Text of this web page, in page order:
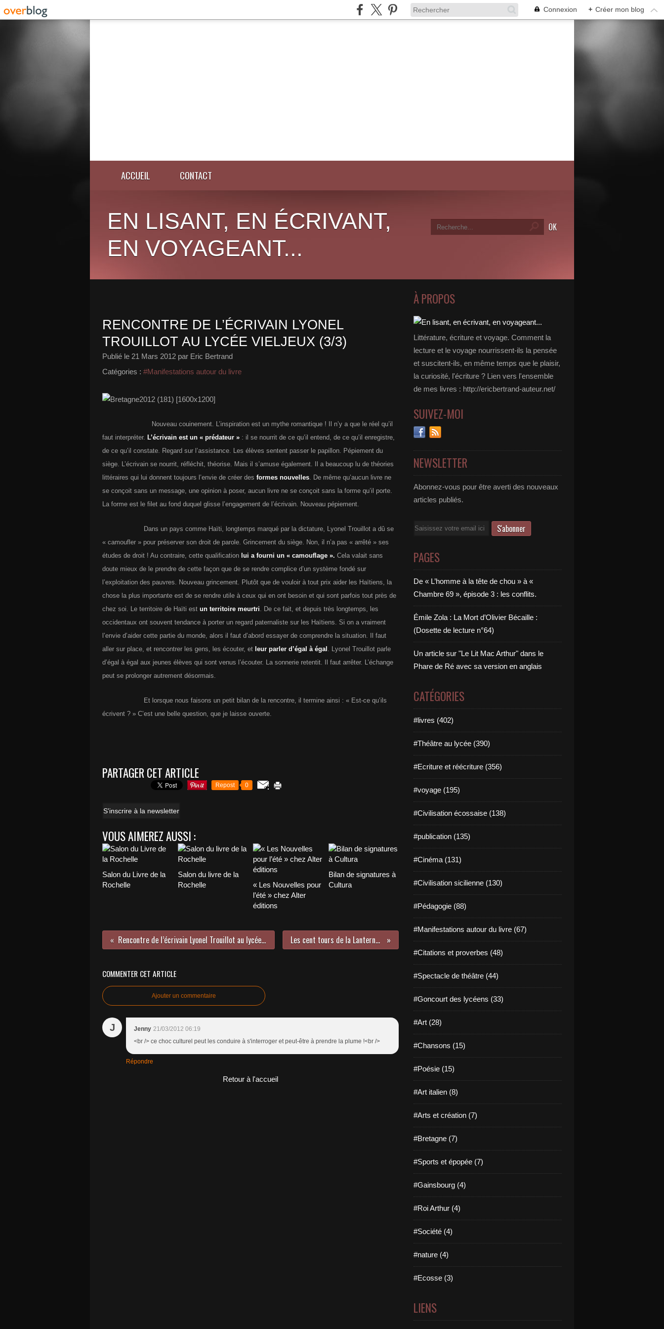
Connexion + Créer mon blog
ACCUEIL CONTACT
EN LISANT, EN ÉCRIVANT,
EN VOYAGEANT...
RENCONTRE DE L’ÉCRIVAIN LYONEL
TROUILLOT AU LYCÉE VIELJEUX (3/3)
Publié le 21 Mars 2012 par Eric Bertrand
Catégories : #Manifestations autour du livre
Nouveau couinement. L’inspiration est un mythe romantique ! Il n’y a que le réel qu’il
faut interpréter. L’écrivain est un « prédateur » : il se nourrit de ce qu’il entend, de ce qu’il enregistre,
de ce qu’il constate. Regard sur l’assistance. Les élèves sentent passer le papillon. Pépiement du
siège. L’écrivain se nourrit, réfléchit, théorise. Mais il s’amuse également. Il a beaucoup lu de théories
littéraires qui lui donnent toujours l’envie de créer des formes nouvelles. De même qu’aucun livre ne
se conçoit sans un message, une opinion à poser, aucun livre ne se conçoit sans la forme qu’il porte.
La forme est le filet au fond duquel glisse l’engagement de l’écrivain. Nouveau pépiement.
Dans un pays comme Haïti, longtemps marqué par la dictature, Lyonel Trouillot a dû se
« camoufler » pour préserver son droit de parole. Grincement du siège. Non, il n’a pas « arrêté » ses
études de droit ! Au contraire, cette qualification lui a fourni un « camouflage ». Cela valait sans
doute mieux de le prendre de cette façon que de se rendre complice d’un système fondé sur
l’exploitation des pauvres. Nouveau grincement. Plutôt que de vouloir à tout prix aider les Haïtiens, la
chose la plus importante est de se rendre utile à ceux qui en ont besoin et qui sont parfois tout près de
chez soi. Le territoire de Haïti est un territoire meurtri. De ce fait, et depuis très longtemps, les
occidentaux ont souvent tendance à porter un regard paternaliste sur les Haïtiens. Si on a vraiment
l’envie d’aider cette partie du monde, alors il faut d’abord essayer de comprendre la situation. Il faut
aller sur place, et rencontrer les gens, les écouter, et leur parler d’égal à égal . Lyonel Trouillot parle
d’égal à égal aux jeunes élèves qui sont venus l’écouter. La sonnerie retentit. Il faut arrêter. L’échange
peut se prolonger autrement désormais.
Et lorsque nous faisons un petit bilan de la rencontre, il termine ainsi : « Est-ce qu’ils
écrivent ? » C’est une belle question, que je laisse ouverte.
PARTAGER CET ARTICLE
Repost 0
S'inscrire à la newsletter
VOUS AIMEREZ AUSSI :
Salon du Livre de la
Rochelle
Salon du livre de la
Rochelle
« Les Nouvelles pour
l’été » chez Alter
éditions
Bilan de signatures à
Cultura
Rencontre de l’écrivain Lyonel Trouillot au lycée Vieljeux (2/3) Les cent tours de la Lanterne magique
COMMENTER CET ARTICLE
Ajouter un commentaire
J Jenny 21/03/2012 06:19
<br /> ce choc culturel peut les conduire à s'interroger et peut-être à prendre la plume !<br />
Répondre
Retour à l'accueil
À PROPOS
Littérature, écriture et voyage. Comment la
lecture et le voyage nourrissent-ils la pensée
et suscitent-ils, en même temps que le plaisir,
la curiosité, l'écriture ? Lien vers l'ensemble
de mes livres : http://ericbertrand-auteur.net/
SUIVEZ-MOI
NEWSLETTER
Abonnez-vous pour être averti des nouveaux
articles publiés.
Email
PAGES
De « L’homme à la tête de chou » à «
Chambre 69 », épisode 3 : les conflits.
Émile Zola : La Mort d’Olivier Bécaille :
(Dosette de lecture n°64)
Un article sur "Le Lit Mac Arthur" dans le
Phare de Ré avec sa version en anglais
CATÉGORIES
#livres (402)
#Théâtre au lycée (390)
#Ecriture et réécriture (356)
#voyage (195)
#Civilisation écossaise (138)
#publication (135)
#Cinéma (131)
#Civilisation sicilienne (130)
#Pédagogie (88)
#Manifestations autour du livre (67)
#Citations et proverbes (48)
#Spectacle de théâtre (44)
#Goncourt des lycéens (33)
#Art (28)
#Chansons (15)
#Poésie (15)
#Art italien (8)
#Arts et création (7)
#Bretagne (7)
#Sports et épopée (7)
#Gainsbourg (4)
#Roi Arthur (4)
#Société (4)
#nature (4)
#Ecosse (3)
LIENS